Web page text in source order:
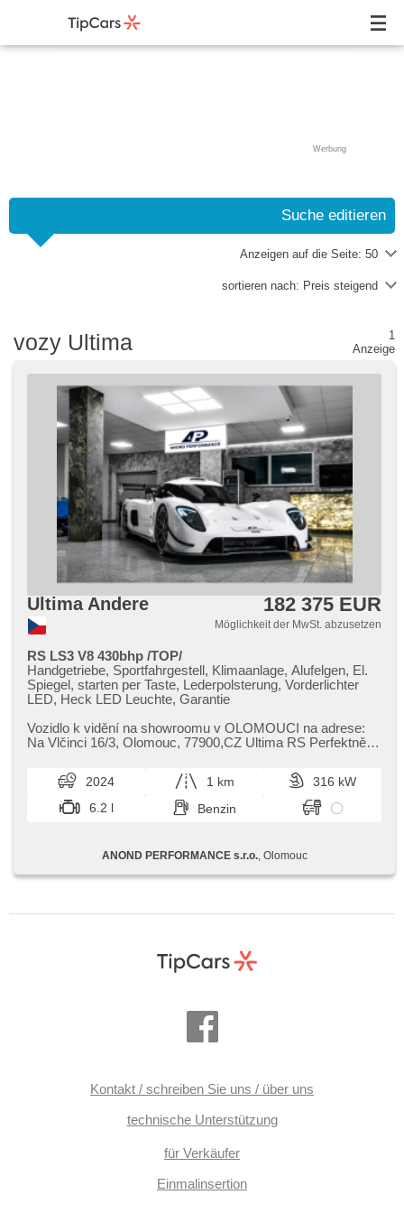
Werbung
Suche editieren
Anzeigen auf die Seite: 50
sortieren nach: Preis steigend
vozy Ultima
1
Anzeige
Ultima Andere 182 375 EUR
Möglichkeit der MwSt. abzusetzen
RS LS3 V8 430bhp /TOP/
Handgetriebe, Sportfahrgestell, Klimaanlage, Alufelgen, El.
Spiegel, starten per Taste, Lederpolsterung, Vorderlichter
LED, Heck LED Leuchte, Garantie
Vozidlo k vidění na showroomu v OLOMOUCI na adrese:
Na Vlčinci 16/3,​ Olomouc,​ 77900,​CZ Ultima RS Perfektně
2024 1 km
316 kW
6.2 l
Benzin
ANOND PERFORMANCE s.r.o., Olomouc
Kontakt / schreiben Sie uns / über uns
technische Unterstützung
für Verkäufer
Einmalinsertion